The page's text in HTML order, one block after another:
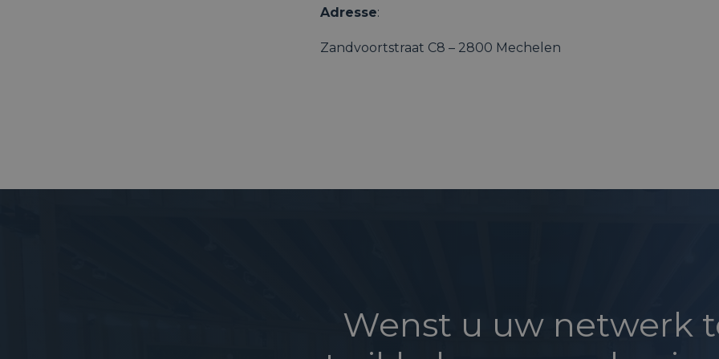
Adresse:
Zandvoortstraat C8 – 2800 Mechelen
Wenst u uw netwerk